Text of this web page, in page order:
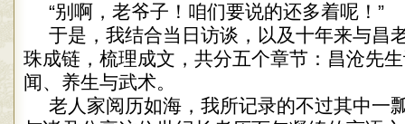
“别啊，老爷子！咱们要说的还多着呢！”
于是，我结合当日访谈，以及十年来与昌
珠成链，梳理成文，共分五个章节：昌沧先
闻、养生与武术。
老人家阅历如海，我所记录的不过其中一